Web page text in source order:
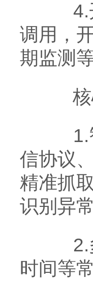
4.开
调用，
期监测
核心
1.智
信协议
精准抓
识别异
2.多
时间等